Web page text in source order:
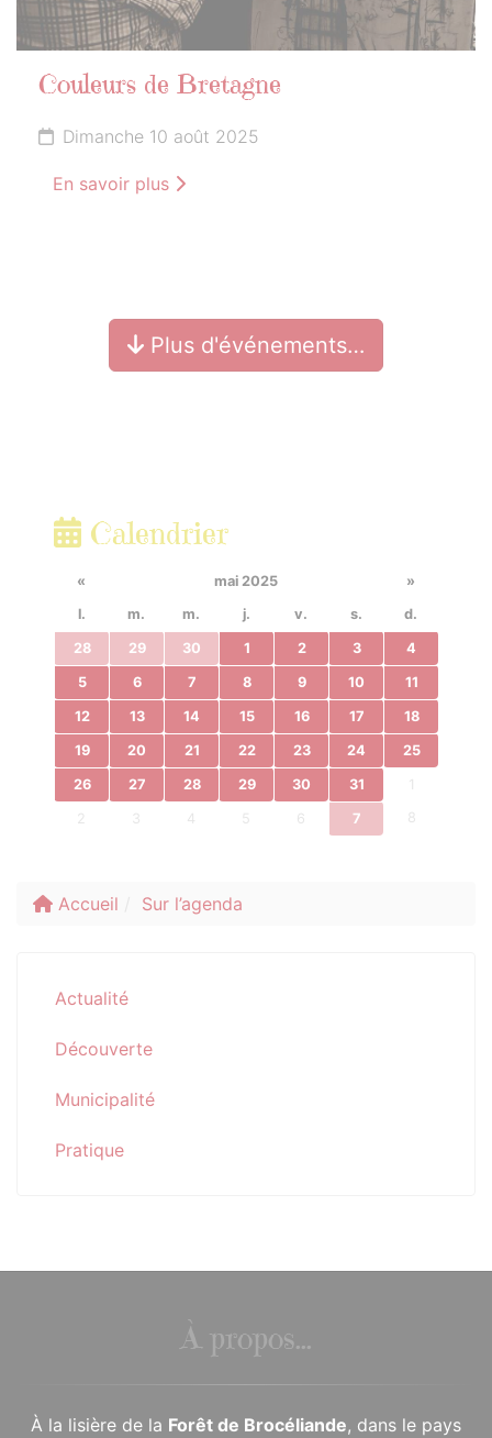
Couleurs de Bretagne
Dimanche 10 août 2025
En savoir plus
Plus d'événements…
Calendrier
« mai 2025
»
l.
m. m. j. v. s. d.
28 29 30 1 2 3 4
5 6 7 8 9 10 11
12 13 14 15 16 17 18
19 20 21 22 23 24 25
26 27 28 29 30 31
2 3 4 5 6 7 8
Accueil Sur l’agenda
Actualité
Découverte
Municipalité
Pratique
À propos...
À la lisière de la Forêt de Brocéliande, dans le pays